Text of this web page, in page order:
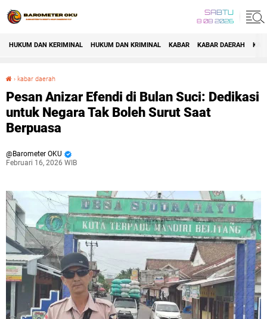
SABTU
8 08 2026
HUKUM DAN KERIMINAL HUKUM DAN KRIMINAL KABAR KABAR DAERAH
› kabar daerah
Pesan Anizar Efendi di Bulan Suci: Dedikasi
untuk Negara Tak Boleh Surut Saat
Berpuasa
Barometer OKU
Februari 16, 2026 WIB